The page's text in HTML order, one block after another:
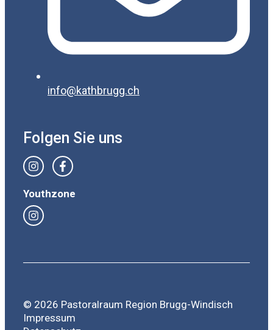
info@kathbrugg.ch
Folgen Sie uns
Youthzone
© 2026 Pastoralraum Region Brugg-Windisch
Impressum